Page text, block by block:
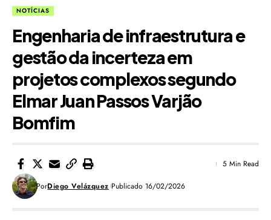
NOTÍCIAS
Engenharia de infraestrutura e
gestão da incerteza em
projetos complexos segundo
Elmar Juan Passos Varjão
Bomfim
PorDiego Velázquez Publicado 16/02/2026
5 Min Read